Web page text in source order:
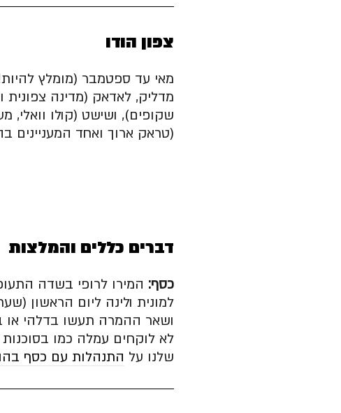
צפון הודו
מאי עד ספטמבר (מומלץ
מדליק, לאדאק (מדינה צפונית
שקופים), ושישט (קולו וואלי,
(טראק ארוך ואחד המעניינים
דברים כללים והמלצות
כסף:
למונית ולינה ליום הראשון
ושאר ההמרה תעשו בדלהי או
לא לוקחים עמלה כמו
שלנו על התנהלות עם כסף